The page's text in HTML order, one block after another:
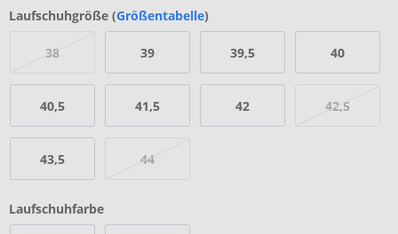
Laufschuhgröße (Größentabelle)
38 39 39,5 40
40,5 41,5 42 42,5
43,5 44
Laufschuhfarbe